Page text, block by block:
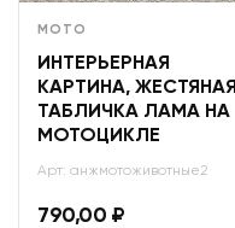
МОТО
ИНТЕРЬЕРНАЯ
КАРТИНА, ЖЕСТЯНАЯ
ТАБЛИЧКА ЛАМА НА
МОТОЦИКЛЕ
Арт: анжмотоживотные2
790,00 ₽